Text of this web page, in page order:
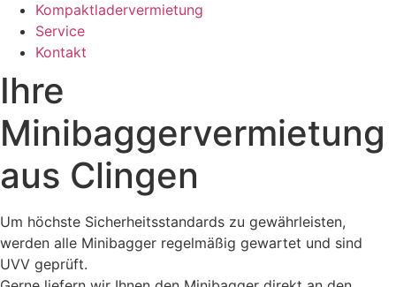
Kompaktladervermietung
Service
Kontakt
Ihre
Minibaggervermietung
aus Clingen
Um höchste Sicherheitsstandards zu gewährleisten,
werden alle Minibagger regelmäßig gewartet und sind
UVV geprüft.